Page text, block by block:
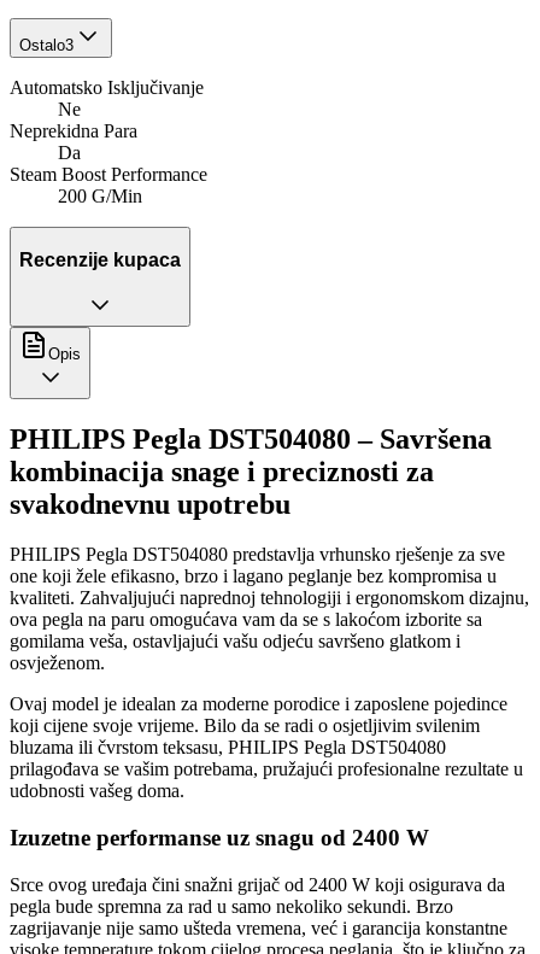
Ostalo3
Automatsko Isključivanje
Ne
Neprekidna Para
Da
Steam Boost Performance
200 G/Min
Recenzije kupaca
Opis
PHILIPS Pegla DST504080 – Savršena
kombinacija snage i preciznosti za
svakodnevnu upotrebu
PHILIPS Pegla DST504080 predstavlja vrhunsko rješenje za sve
one koji žele efikasno, brzo i lagano peglanje bez kompromisa u
kvaliteti. Zahvaljujući naprednoj tehnologiji i ergonomskom dizajnu,
ova pegla na paru omogućava vam da se s lakoćom izborite sa
gomilama veša, ostavljajući vašu odjeću savršeno glatkom i
osvježenom.
Ovaj model je idealan za moderne porodice i zaposlene pojedince
koji cijene svoje vrijeme. Bilo da se radi o osjetljivim svilenim
bluzama ili čvrstom teksasu, PHILIPS Pegla DST504080
prilagođava se vašim potrebama, pružajući profesionalne rezultate u
udobnosti vašeg doma.
Izuzetne performanse uz snagu od 2400 W
Srce ovog uređaja čini snažni grijač od 2400 W koji osigurava da
pegla bude spremna za rad u samo nekoliko sekundi. Brzo
zagrijavanje nije samo ušteda vremena, već i garancija konstantne
visoke temperature tokom cijelog procesa peglanja, što je ključno za